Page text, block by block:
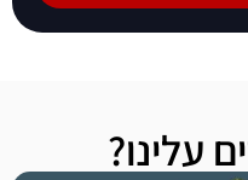
עלינו?